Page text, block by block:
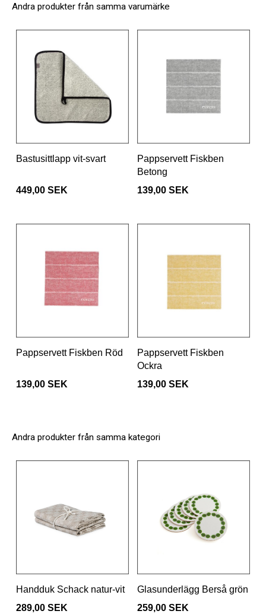
Andra produkter från samma varumärke
Bastusittlapp vit-svart
449,00 SEK
Pappservett Fiskben
Betong
139,00 SEK
Pappservett Fiskben Röd
139,00 SEK
Pappservett Fiskben
Ockra
139,00 SEK
Andra produkter från samma kategori
Handduk Schack natur-vit
289,00 SEK
Glasunderlägg Berså grön
259,00 SEK